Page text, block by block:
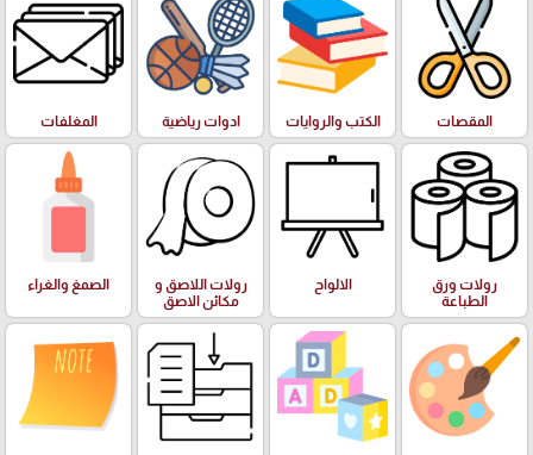
المقصات الكتب والروايات ادوات رياضية المغلفات
رولات ورق
الطباعة
الالواح
رولات اللاصق و
مكائن الاصق
الصمغ والغراء